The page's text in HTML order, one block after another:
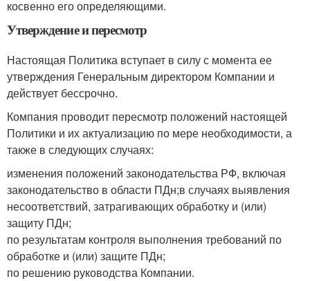
косвенно его определяющими.
Утверждение и пересмотр
Настоящая Политика вступает в силу с момента ее
утверждения Генеральным директором Компании и
действует бессрочно.
Компания проводит пересмотр положений настоящей
Политики и их актуализацию по мере необходимости, а
также в следующих случаях:
изменения положений законодательства РФ, включая
законодательство в области ПДн;в случаях выявления
несоответствий, затрагивающих обработку и (или)
защиту ПДн;
по результатам контроля выполнения требований по
обработке и (или) защите ПДн;
по решению руководства Компании.